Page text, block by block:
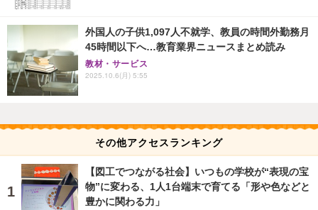
外国人の子供1,097人不就学、教員の時間外勤務月
45時間以下へ…教育業界ニュースまとめ読み
教材・サービス
2025.10.6(月) 5:55
その他アクセスランキング
【図工でつながる社会】いつもの学校が“表現の宝
物”に変わる、1人1台端末で育てる「形や色などと
豊かに関わる力」